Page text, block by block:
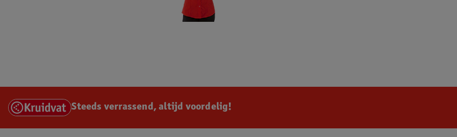
Steeds verrassend, altijd voordelig!